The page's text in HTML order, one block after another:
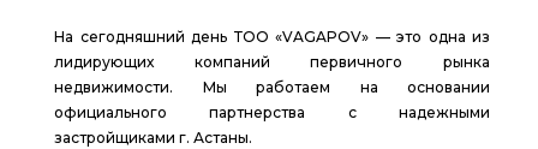
На сегодняшний день ТОО «VAGAPOV» — это одна из
лидирующих компаний первичного рынка
недвижимости. Мы работаем на основании
официального партнерства с надежными
застройщиками г. Астаны.